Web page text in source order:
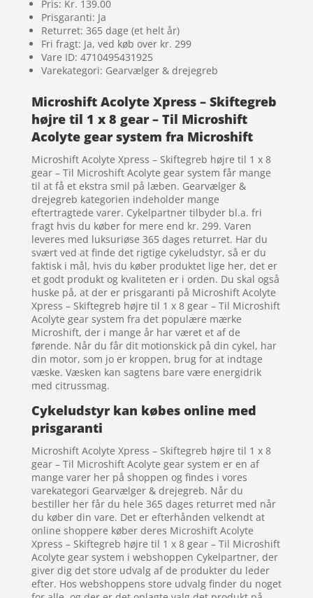
Pris: Kr. 139.00
Prisgaranti: Ja
Returret: 365 dage (et helt år)
Fri fragt: Ja, ved køb over kr. 299
Vare ID: 4710495431925
Varekategori: Gearvælger & drejegreb
Microshift Acolyte Xpress – Skiftegreb
højre til 1 x 8 gear – Til Microshift
Acolyte gear system fra Microshift
Microshift Acolyte Xpress – Skiftegreb højre til 1 x 8
gear – Til Microshift Acolyte gear system får mange
til at få et ekstra smil på læben. Gearvælger &
drejegreb kategorien indeholder mange
eftertragtede varer. Cykelpartner tilbyder bl.a. fri
fragt hvis du køber for mere end kr. 299. Varen
leveres med luksuriøse 365 dages returret. Har du
svært ved at finde det rigtige cykeludstyr, så er du
faktisk i mål, hvis du køber produktet lige her, det er
et godt produkt og kvaliteten er i orden. Du skal også
huske på, at der er prisgaranti på Microshift Acolyte
Xpress – Skiftegreb højre til 1 x 8 gear – Til Microshift
Acolyte gear system fra det populære mærke
Microshift, der i mange år har været et af de
førende. Når du får dit motionskick på din cykel, har
din motor, som jo er kroppen, brug for at indtage
væske. Væsken kan sagtens bare være energidrik
med citrussmag.
Cykeludstyr kan købes online med
prisgaranti
Microshift Acolyte Xpress – Skiftegreb højre til 1 x 8
gear – Til Microshift Acolyte gear system er en af
mange varer her på shoppen og findes i vores
varekategori Gearvælger & drejegreb. Når du
bestiller her får du hele 365 dages returret med når
du køber din vare. Det er efterhånden velkendt at
online shoppere køber deres Microshift Acolyte
Xpress – Skiftegreb højre til 1 x 8 gear – Til Microshift
Acolyte gear system i webshoppen Cykelpartner, der
giver dig det store udvalg af de produkter du leder
efter. Hos webshoppens store udvalg finder du noget